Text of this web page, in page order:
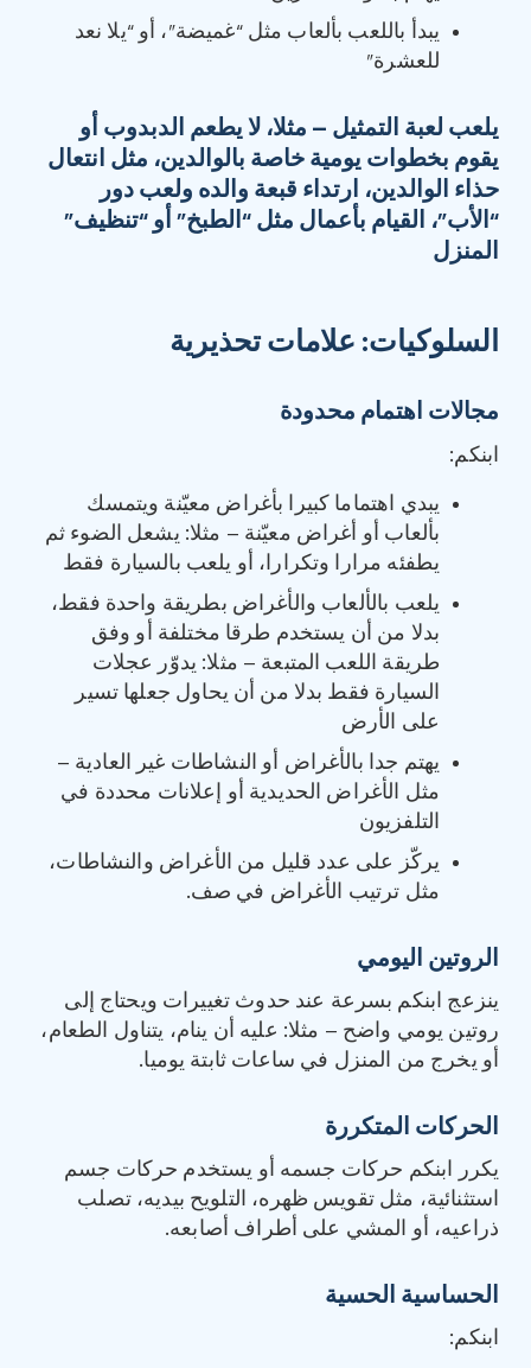
يبدأ باللعب بألعاب مثل “غميضة”، أو “يلا نعد
للعشرة”
يلعب لعبة التمثيل – مثلا، لا يطعم الدبدوب أو
يقوم بخطوات يومية خاصة بالوالدين، مثل انتعال
حذاء الوالدين، ارتداء قبعة والده ولعب دور
“الأب”، القيام بأعمال مثل “الطبخ” أو “تنظيف”
المنزل
السلوكيات: علامات تحذيرية
مجالات اهتمام محدودة
ابنكم:
يبدي اهتماما كبيرا بأغراض معيّنة ويتمسك
بألعاب أو أغراض معيّنة – مثلا: يشعل الضوء ثم
يطفئه مرارا وتكرارا، أو يلعب بالسيارة فقط
يلعب بالألعاب والأغراض بطريقة واحدة فقط،
بدلا من أن يستخدم طرقا مختلفة أو وفق
طريقة اللعب المتبعة – مثلا: يدوّر عجلات
السيارة فقط بدلا من أن يحاول جعلها تسير
على الأرض
يهتم جدا بالأغراض أو النشاطات غير العادية –
مثل الأغراض الحديدية أو إعلانات محددة في
التلفزيون
يركّز على عدد قليل من الأغراض والنشاطات،
مثل ترتيب الأغراض في صف.
الروتين اليومي
ينزعج ابنكم بسرعة عند حدوث تغييرات ويحتاج إلى
روتين يومي واضح – مثلا: عليه أن ينام، يتناول الطعام،
أو يخرج من المنزل في ساعات ثابتة يوميا.
الحركات المتكررة
يكرر ابنكم حركات جسمه أو يستخدم حركات جسم
استثنائية، مثل تقويس ظهره، التلويح بيديه، تصلب
ذراعيه، أو المشي على أطراف أصابعه.
الحساسية الحسية
ابنكم: